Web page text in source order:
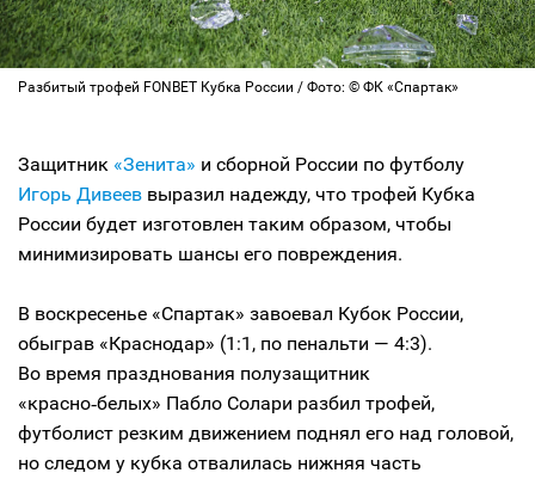
Разбитый трофей FONBET Кубка России / Фото: © ФК «Спартак»
Защитник «Зенита» и сборной России по футболу
Игорь Дивеев выразил надежду, что трофей Кубка
России будет изготовлен таким образом, чтобы
минимизировать шансы его повреждения.
В воскресенье «Спартак» завоевал Кубок России,
обыграв «Краснодар» (1:1, по пенальти — 4:3).
Во время празднования полузащитник
«красно‑белых» Пабло Солари разбил трофей,
футболист резким движением поднял его над головой,
но следом у кубка отвалилась нижняя часть